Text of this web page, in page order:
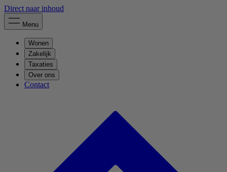
Direct naar inhoud
Menu
Wonen
Zakelijk
Taxaties
Over ons
Contact